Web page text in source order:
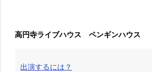
高円寺ライブハウス ペンギンハウス
出演するには？